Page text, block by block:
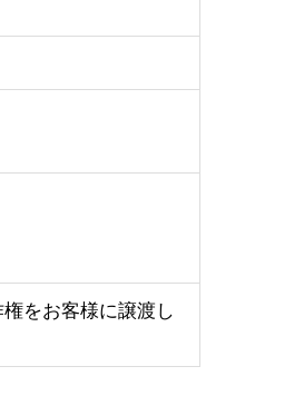
をお客様に譲渡し